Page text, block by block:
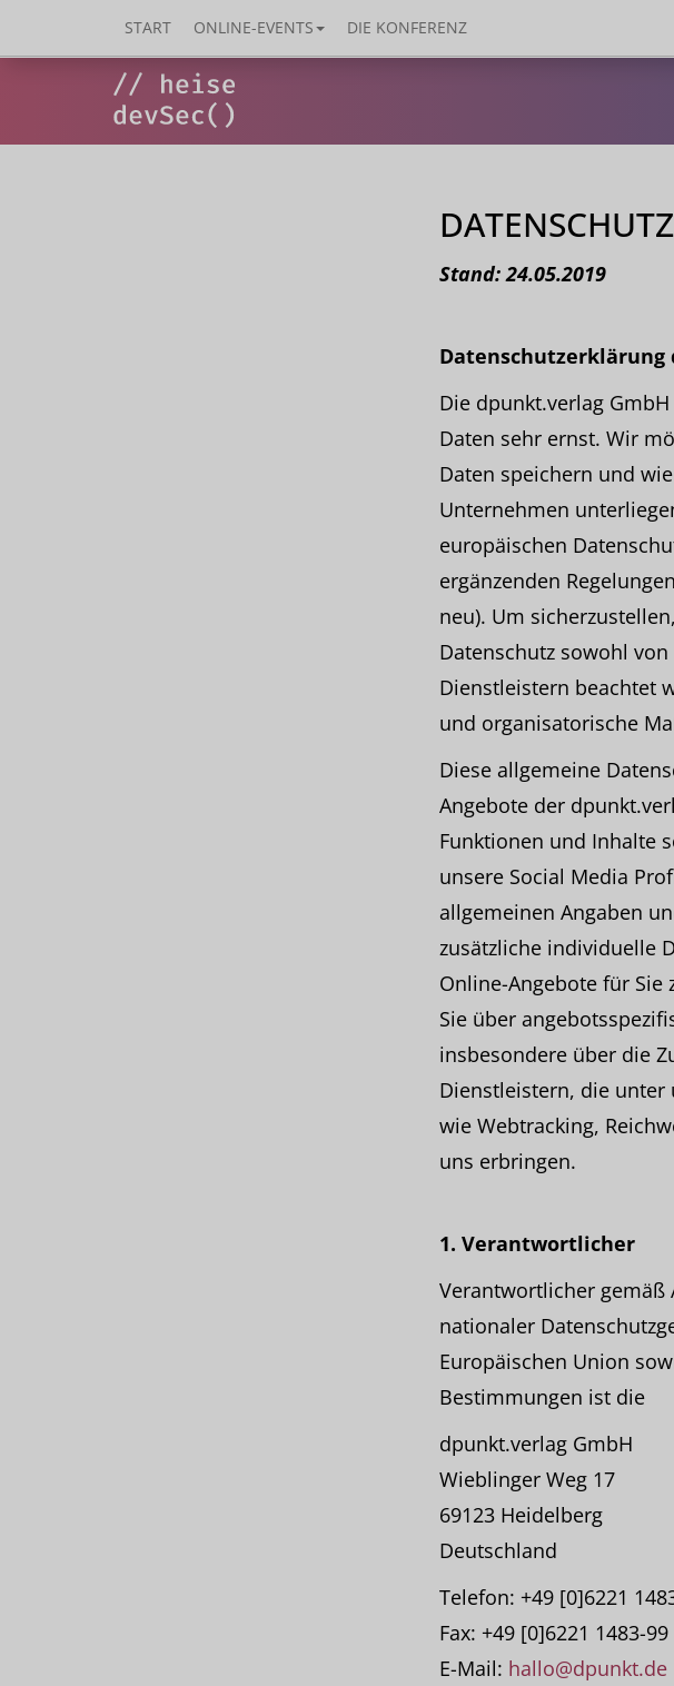
START ONLINE-EVENTS DIE KONFERENZ
Stand: 24.05.2019
Datenschutzerklärung
Die dpunkt.verlag
Daten sehr ernst. Wir
Daten speichern und
Unternehmen
europäischen
ergänzenden
neu). Um
Datenschutz sowohl
Dienstleistern beachtet
und organisatorische
Diese allgemeine
Angebote der
Funktionen und Inhalte
unsere Social Media
allgemeinen Angaben
zusätzliche individuelle
Online-Angebote für
Sie über
insbesondere über die
Dienstleistern, die unter
wie Webtracking,
uns erbringen.
1. Verantwortlicher
Verantwortlicher gemäß
nationaler
Europäischen Union
Bestimmungen ist die
dpunkt.verlag GmbH
Wieblinger Weg 17
69123 Heidelberg
Deutschland
Telefon: +49 [0]6221
Fax: +49 [0]6221 1483-99
E-Mail: hallo@dpunkt.de